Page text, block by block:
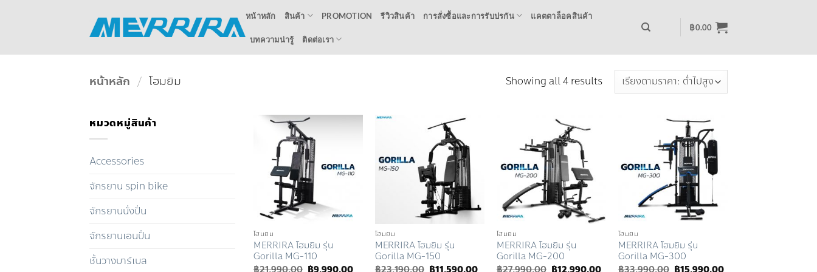
เนื้อหา
หน้าหลัก สินค้า PROMOTION รีวิวสินค้า การสั่งซื้อและการรับปรกัน แคตตาล็อคสินค้า
บทความน่ารู้ ติดต่อเรา
฿0.00
หน้าหลัก / โฮมยิม Showing all 4 resultsSorted
high
หมวดหมู่สินค้า
Accessories
จักรยาน spin bike
จักรยานนั่งปั่น
จักรยานเอนปั่น
ชั้นวางบาร์เบล
โฮมยิม
MERRIRA โฮมยิม รุ่น
Gorilla MG-110
Original Current
Add to
Wishlist
โฮมยิม
MERRIRA โฮมยิม รุ่น
Gorilla MG-150
Original Current
Add to
Wishlist
โฮมยิม
MERRIRA โฮมยิม รุ่น
Gorilla MG-200
Original Current
Add to
Wishlist
โฮมยิม
MERRIRA โฮมยิม รุ่น
Gorilla MG-300
Original Current